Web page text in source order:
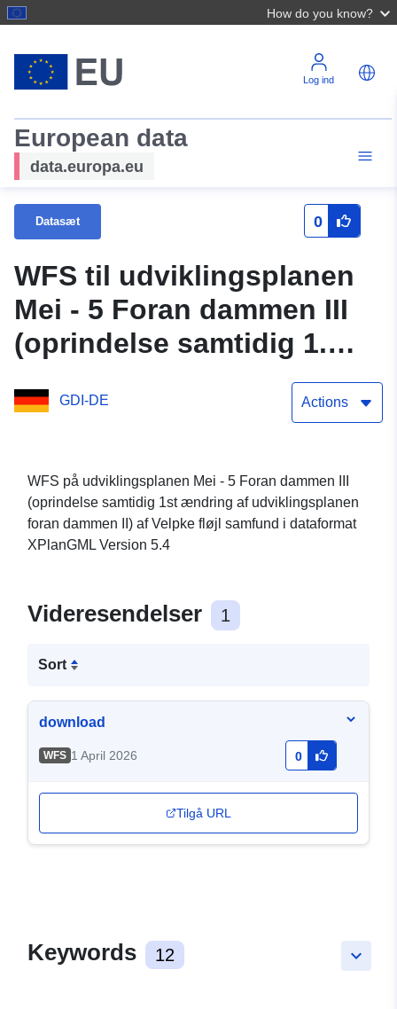
How do you know?
Log ind
European data
data.europa.eu
Datasæt 0
WFS til udviklingsplanen
Mei - 5 Foran dammen III
(oprindelse samtidig 1.
udviklingsplanen foran
Samtgemeinde Velpke
GDI-DE Actions
WFS på udviklingsplanen Mei - 5 Foran dammen III
(oprindelse samtidig 1st ændring af udviklingsplanen
foran dammen II) af Velpke fløjl samfund i dataformat
XPlanGML Version 5.4
Videresendelser 1
Sort
download
WFS 1 April 2026 0
Tilgå URL
keyboard_arrow_down
Keywords 12